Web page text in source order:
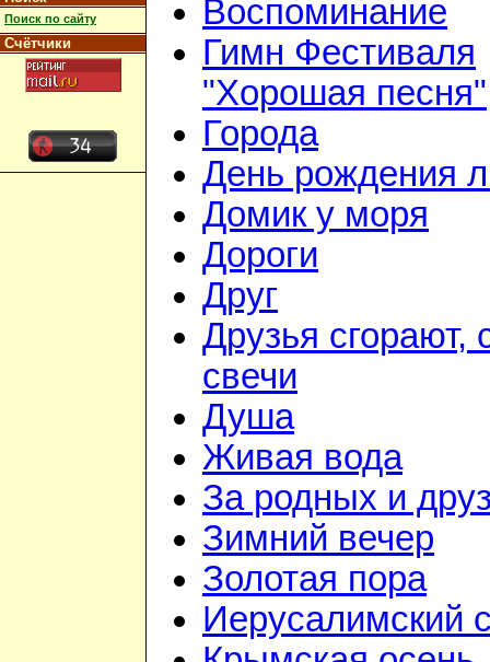
Поиск по сайту
Счётчики
Воспоминание
Гимн Фестиваля
"Хорошая песня"
Города
День рождения
Домик у моря
Дороги
Друг
Друзья сгорают,
свечи
Душа
Живая вода
За родных и
Зимний вечер
Золотая пора
Иерусалимский